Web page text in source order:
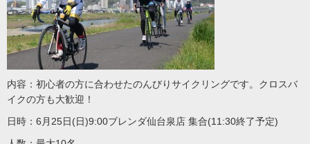
内容：初心者の方に合わせたのんびりサイクリングです。クロスバ
イクの方も大歓迎！
日時：6月25日(日)9:00ブレンダ仙台泉店 集合(11:30終了予定)